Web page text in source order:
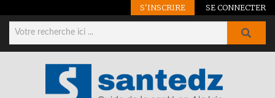
S'INSCRIRE SE CONNECTER